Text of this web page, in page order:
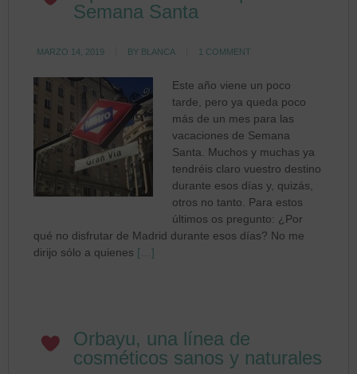
Semana Santa
MARZO 14, 2019 BY BLANCA 1 COMMENT
Este año viene un poco
tarde, pero ya queda poco
más de un mes para las
vacaciones de Semana
Santa. Muchos y muchas ya
tendréis claro vuestro destino
durante esos días y, quizás,
otros no tanto. Para estos
últimos os pregunto: ¿Por
qué no disfrutar de Madrid durante esos días? No me
dirijo sólo a quienes […]
Orbayu, una línea de
cosméticos sanos y naturales